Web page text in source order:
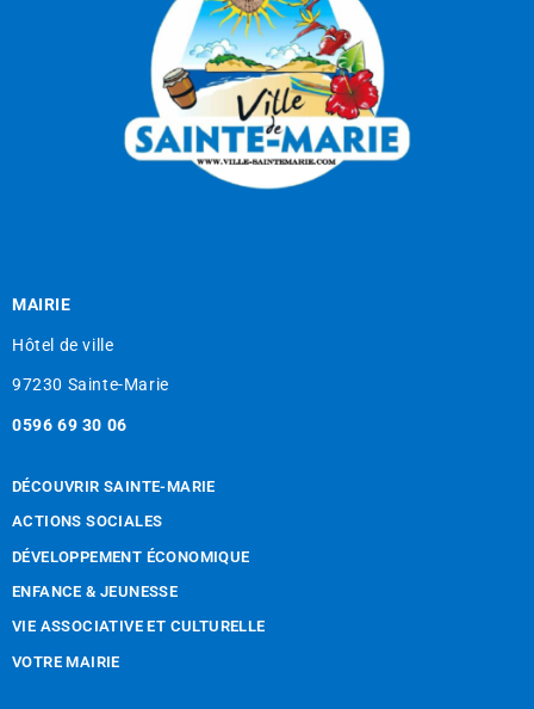
MAIRIE
Hôtel de ville
97230 Sainte-Marie
0596 69 30 06
DÉCOUVRIR SAINTE-MARIE
ACTIONS SOCIALES
DÉVELOPPEMENT ÉCONOMIQUE
ENFANCE & JEUNESSE
VIE ASSOCIATIVE ET CULTURELLE
VOTRE MAIRIE